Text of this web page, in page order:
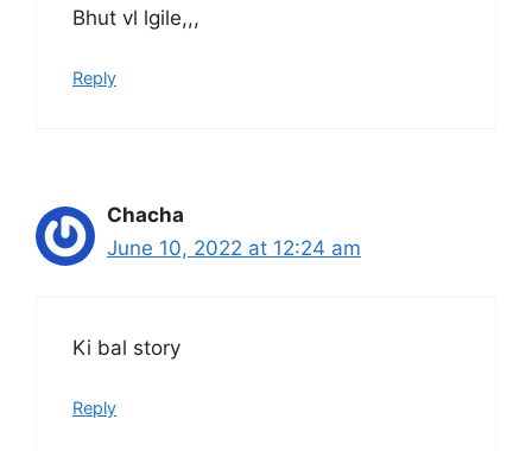
Bhut vl lgile,,,
Reply
Chacha
June 10, 2022 at 12:24 am
Ki bal story
Reply